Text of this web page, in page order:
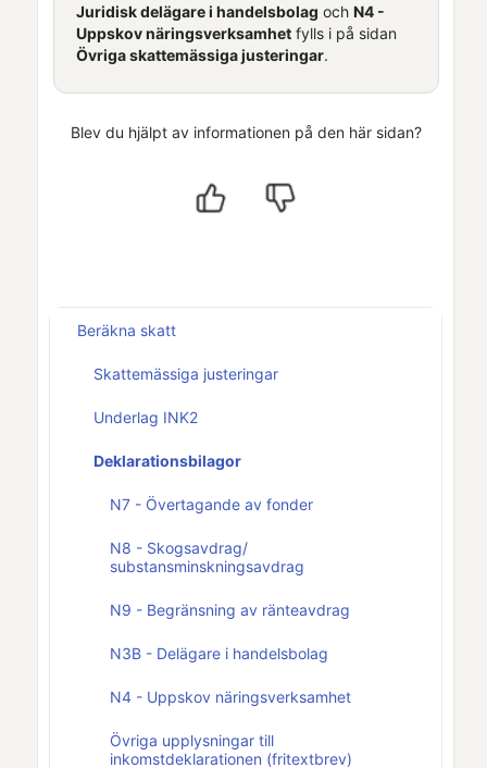
Juridisk delägare i handelsbolag och N4 -
Uppskov näringsverksamhetfylls i på sidan
Övriga skattemässiga justeringar.
Blev du hjälpt av informationen på den här sidan?
Beräkna skatt
Skattemässiga justeringar
Underlag INK2
Deklarationsbilagor
N7 - Övertagande av fonder
N8 - Skogsavdrag/
substansminskningsavdrag
N9 - Begränsning av ränteavdrag
N3B - Delägare i handelsbolag
N4 - Uppskov näringsverksamhet
Övriga upplysningar till
inkomstdeklarationen (fritextbrev)